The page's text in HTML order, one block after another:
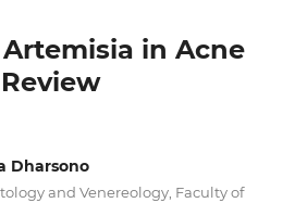
in Acne
Dharsono
and Venereology, Faculty of